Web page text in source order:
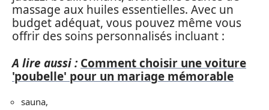
massage aux huiles essentielles. Avec un
budget adéquat, vous pouvez même vous
offrir des soins personnalisés incluant :
A lire aussi : Comment choisir une voiture
'poubelle' pour un mariage mémorable
sauna,